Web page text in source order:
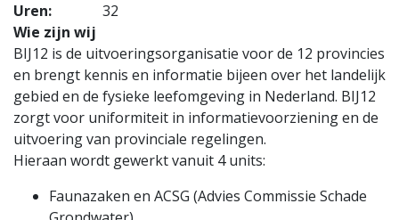
Uren:
32
Wie zijn wij
BIJ12 is de uitvoeringsorganisatie voor de 12 provincies
en brengt kennis en informatie bijeen over het landelijk
gebied en de fysieke leefomgeving in Nederland. BIJ12
zorgt voor uniformiteit in informatievoorziening en de
uitvoering van provinciale regelingen.
Hieraan wordt gewerkt vanuit 4 units:
Faunazaken en ACSG (Advies Commissie Schade